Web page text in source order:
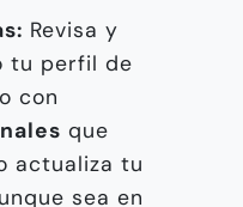
Revisa y
tu perfil de
con
que
actualiza tu
sea en